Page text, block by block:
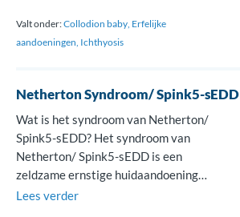
wisselend in dikte zijn, de harlekijn is de
meest ernstige vorm Deze huid is hard
Valt onder:Collodion baby Erfelijke
aandoeningen Ichthyosis
Netherton Syndroom/ Spink5-sEDD
Wat is het syndroom van Netherton/
Spink5-sEDD? Het syndroom van
Netherton/ Spink5-sEDD is een
zeldzame ernstige huidaandoening
waarbij de huid rood is. Het is een
Lees verder